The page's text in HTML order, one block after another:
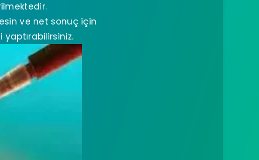
ve net sonuç için